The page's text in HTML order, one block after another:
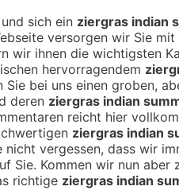
sich ein ziergras indian
versorgen wir Sie
wir ihnen die wichtigsten
hervorragendem
bei uns einen groben,
deren ziergras indian
reicht hier
ziergras indian
nicht vergessen, dass wir
Sie. Kommen wir nun
richtige ziergras indian